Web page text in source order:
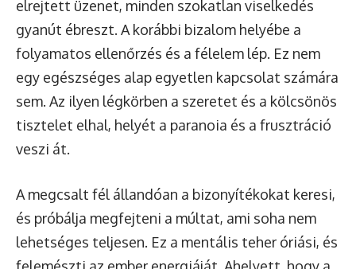
elrejtett üzenet, minden szokatlan viselkedés
gyanút ébreszt. A korábbi bizalom helyébe a
folyamatos ellenőrzés és a félelem lép. Ez nem
egy egészséges alap egyetlen kapcsolat számára
sem. Az ilyen légkörben a szeretet és a kölcsönös
tisztelet elhal, helyét a paranoia és a frusztráció
veszi át.
A megcsalt fél állandóan a bizonyítékokat keresi,
és próbálja megfejteni a múltat, ami soha nem
lehetséges teljesen. Ez a mentális teher óriási, és